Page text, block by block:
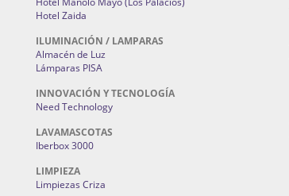
Hotel Zaida
ILUMINACIÓN / LAMPARAS
Almacén de Luz
Lámparas PISA
INNOVACIÓN Y TECNOLOGÍA
Need Technology
LAVAMASCOTAS
Iberbox 3000
LIMPIEZA
Limpiezas Criza